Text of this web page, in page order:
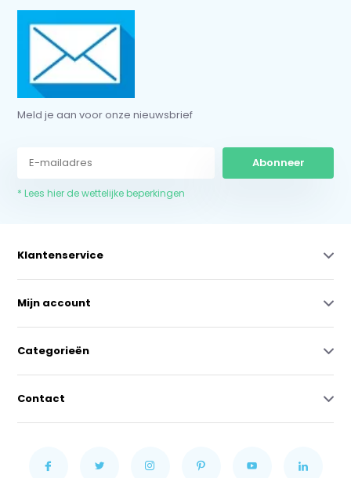
Meld je aan voor onze nieuwsbrief
Abonneer
* Lees hier de wettelijke beperkingen
Klantenservice
Mijn account
Categorieën
Contact